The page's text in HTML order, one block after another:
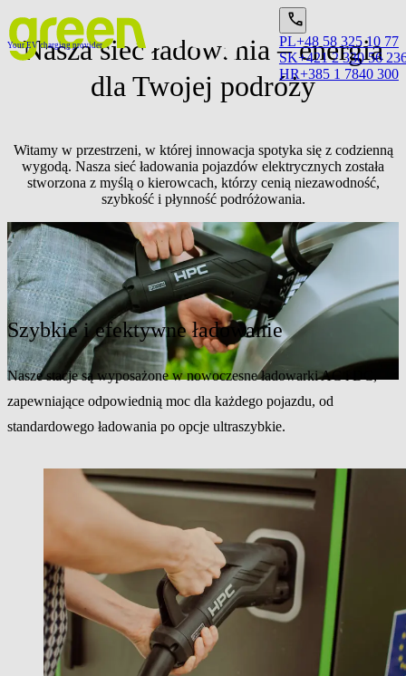
Your EV charging provider PL+48 58 325 10 77
SK+421 2 330 56
HR+385 1 7840 300
Nasza sieć ładowania – energia
dla Twojej podróży
Witamy w przestrzeni, w której innowacja spotyka się z codzienną
wygodą. Nasza sieć ładowania pojazdów elektrycznych została
stworzona z myślą o kierowcach, którzy cenią niezawodność,
szybkość i płynność podróżowania.
Dlaczego warto wybrać naszą sieć?
Szybkie i efektywne ładowanie
Nasze stacje są wyposażone w nowoczesne ładowarki AC i DC,
zapewniające odpowiednią moc dla każdego pojazdu, od
standardowego ładowania po opcje ultraszybkie.